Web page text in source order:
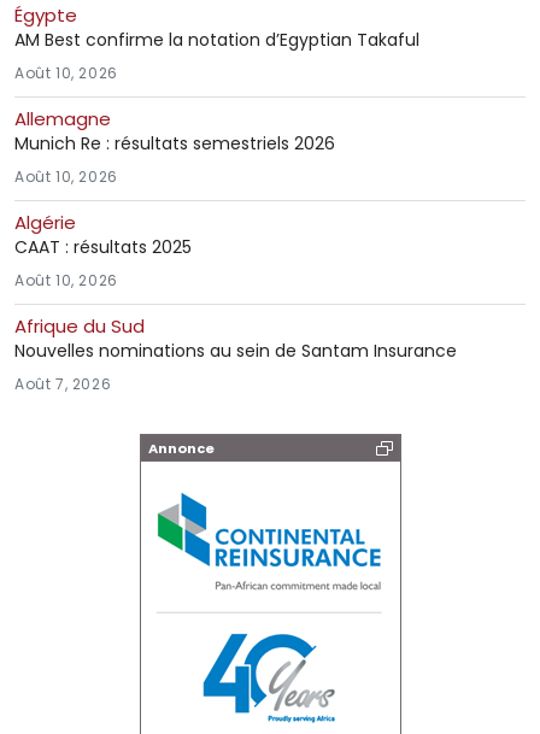
Égypte
AM Best confirme la notation d’Egyptian Takaful
Août 10, 2026
Allemagne
Munich Re : résultats semestriels 2026
Août 10, 2026
Algérie
CAAT : résultats 2025
Août 10, 2026
Afrique du Sud
Nouvelles nominations au sein de Santam Insurance
Août 7, 2026
Annonce